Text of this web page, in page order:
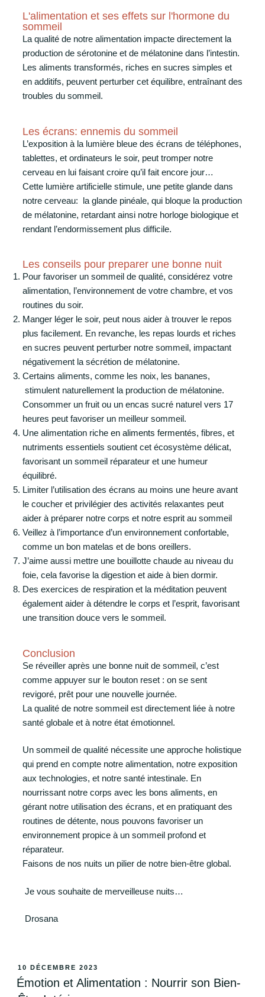
L'alimentation et ses effets sur l'hormone du
sommeil
La qualité de notre alimentation impacte directement la
production de sérotonine et de mélatonine dans l’intestin.
Les aliments transformés, riches en sucres simples et
en additifs, peuvent perturber cet équilibre, entraînant des
troubles du sommeil.
Les écrans: ennemis du sommeil
L’exposition à la lumière bleue des écrans de téléphones,
tablettes, et ordinateurs le soir, peut tromper notre
cerveau en lui faisant croire qu’il fait encore jour…
Cette lumière artificielle stimule, une petite glande dans
notre cerveau: la glande pinéale, qui bloque la production
de mélatonine, retardant ainsi notre horloge biologique et
rendant l’endormissement plus difficile.
Les conseils pour preparer une bonne nuit
Pour favoriser un sommeil de qualité, considérez votre
alimentation, l’environnement de votre chambre, et vos
routines du soir.
Manger léger le soir, peut nous aider à trouver le repos
plus facilement. En revanche, les repas lourds et riches
en sucres peuvent perturber notre sommeil, impactant
négativement la sécrétion de mélatonine.
Certains aliments, comme les noix, les bananes,
stimulent naturellement la production de mélatonine.
Consommer un fruit ou un encas sucré naturel vers 17
heures peut favoriser un meilleur sommeil.
Une alimentation riche en aliments fermentés, fibres, et
nutriments essentiels soutient cet écosystème délicat,
favorisant un sommeil réparateur et une humeur
équilibré.
Limiter l’utilisation des écrans au moins une heure avant
le coucher et privilégier des activités relaxantes peut
aider à préparer notre corps et notre esprit au sommeil
Veillez à l’importance d’un environnement confortable,
comme un bon matelas et de bons oreillers.
J’aime aussi mettre une bouillotte chaude au niveau du
foie, cela favorise la digestion et aide à bien dormir.
Des exercices de respiration et la méditation peuvent
également aider à détendre le corps et l’esprit, favorisant
une transition douce vers le sommeil.
Conclusion
Se réveiller après une bonne nuit de sommeil, c’est
comme appuyer sur le bouton reset : on se sent
revigoré, prêt pour une nouvelle journée.
La qualité de notre sommeil est directement liée à notre
santé globale et à notre état émotionnel.
Un sommeil de qualité nécessite une approche holistique
qui prend en compte notre alimentation, notre exposition
aux technologies, et notre santé intestinale. En
nourrissant notre corps avec les bons aliments, en
gérant notre utilisation des écrans, et en pratiquant des
routines de détente, nous pouvons favoriser un
environnement propice à un sommeil profond et
réparateur.
Faisons de nos nuits un pilier de notre bien-être global.
Je vous souhaite de merveilleuse nuits…
Drosana
10 DÉCEMBRE 2023
Émotion et Alimentation : Nourrir son Bien-